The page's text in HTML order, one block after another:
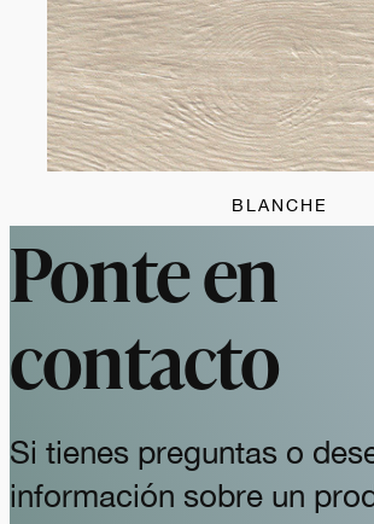
BLANCHE
Ponte en
contacto
Si tienes preguntas o
información sobre un